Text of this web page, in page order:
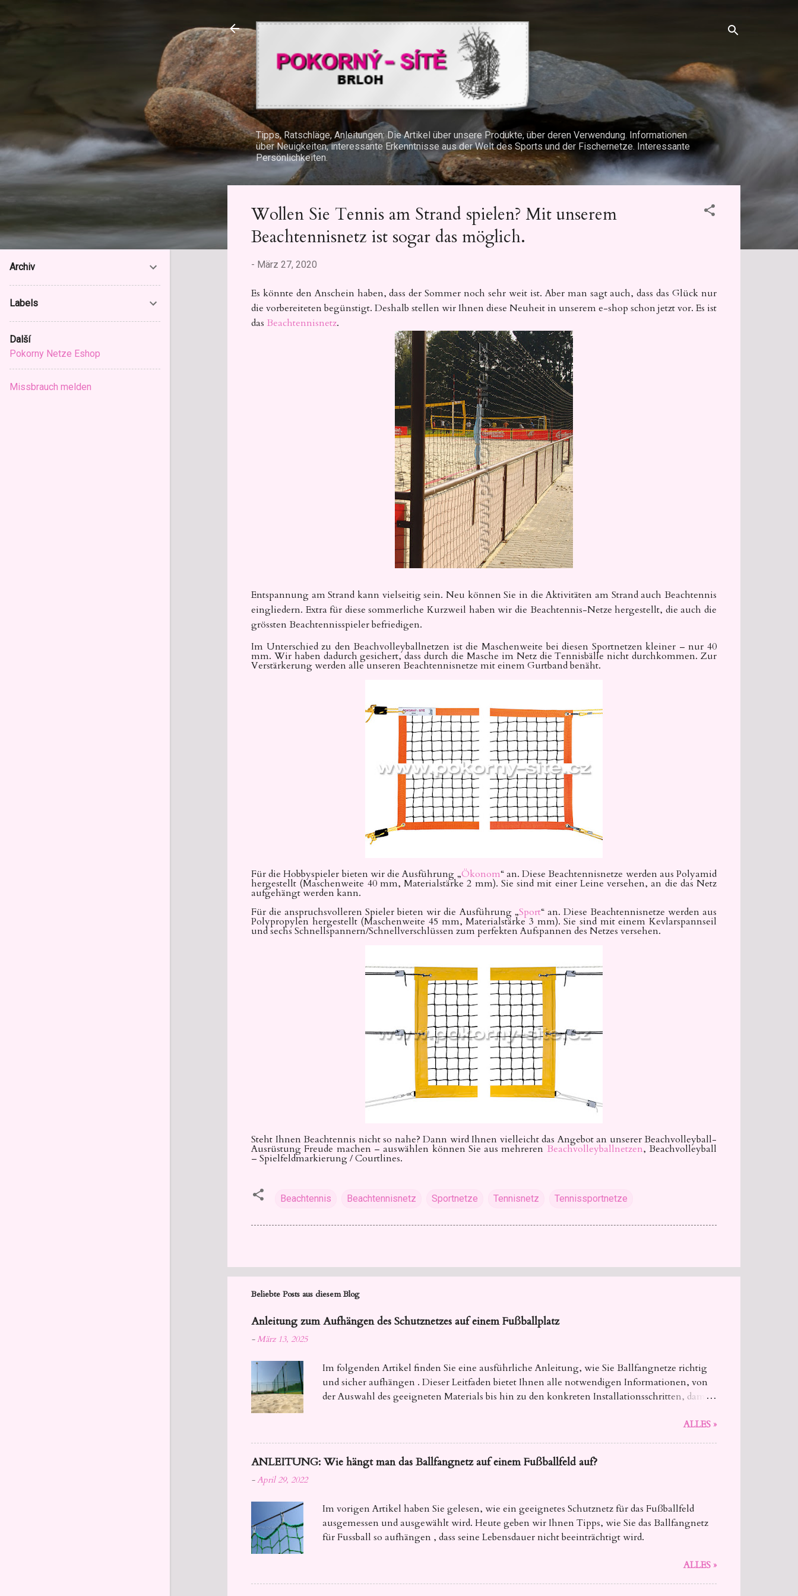
Tipps, Ratschläge, Anleitungen: Die Artikel über unsere Produkte, über deren Verwendung. Informationen
über Neuigkeiten, interessante Erkenntnisse aus der Welt des Sports und der Fischernetze. Interessante
Persönlichkeiten.
Wollen Sie Tennis am Strand spielen? Mit unserem
Beachtennisnetz ist sogar das möglich.
- März 27, 2020
Es könnte den Anschein haben, dass der Sommer noch sehr weit ist. Aber man sagt auch, dass das Glück nur
die vorbereiteten begünstigt. Deshalb stellen wir Ihnen diese Neuheit in unserem e-shop schon jetzt vor. Es ist
das Beachtennisnetz.
Entspannung am Strand kann vielseitig sein. Neu können Sie in die Aktivitäten am Strand auch Beachtennis
eingliedern. Extra für diese sommerliche Kurzweil haben wir die Beachtennis-Netze hergestellt, die auch die
grössten Beachtennisspieler befriedigen.
Im Unterschied zu den Beachvolleyballnetzen ist die Maschenweite bei diesen Sportnetzen kleiner – nur 40
mm. Wir haben dadurch gesichert, dass durch die Masche im Netz die Tennisbälle nicht durchkommen. Zur
Verstärkerung werden alle unseren Beachtennisnetze mit einem Gurtband benäht.
Für die Hobbyspieler bieten wir die Ausführung „Ökonom“ an. Diese Beachtennisnetze werden aus Polyamid
hergestellt (Maschenweite 40 mm, Materialstärke 2 mm). Sie sind mit einer Leine versehen, an die das Netz
aufgehängt werden kann.
Für die anspruchsvolleren Spieler bieten wir die Ausführung „Sport“ an. Diese Beachtennisnetze werden aus
Polypropylen hergestellt (Maschenweite 45 mm, Materialstärke 3 mm). Sie sind mit einem Kevlarspannseil
und sechs Schnellspannern/Schnellverschlüssenzum perfekten Aufspannen des Netzes versehen.
Steht Ihnen Beachtennis nicht so nahe? Dann wird Ihnen vielleicht das Angebot an unserer Beachvolleyball-
Ausrüstung Freude machen – auswählen können Sie aus mehreren Beachvolleyballnetzen, Beachvolleyball
– Spielfeldmarkierung/ Courtlines.
Beachtennis Beachtennisnetz Sportnetze Tennisnetz Tennissportnetze
Beliebte Posts aus diesem Blog
Anleitung zum Aufhängen des Schutznetzes auf einem Fußballplatz
-März 13, 2025
Im folgenden Artikel finden Sie eine ausführliche Anleitung, wie Sie Ballfangnetze richtig
und sicher aufhängen . Dieser Leitfaden bietet Ihnen alle notwendigen Informationen, von
der Auswahl des geeigneten Materials bis hin zu den konkreten Installationsschritten, damit
ALLES »
ANLEITUNG: Wie hängt man das Ballfangnetz auf einem Fußballfeld auf?
-April 29, 2022
Im vorigen Artikel haben Sie gelesen, wie ein geeignetes Schutznetz für das Fußballfeld
ausgemessen und ausgewählt wird. Heute geben wir Ihnen Tipps, wie Sie das Ballfangnetz
für Fussball so aufhängen , dass seine Lebensdauer nicht beeinträchtigt wird.
ALLES »
Archiv
Labels
Další
Pokorny Netze Eshop
Missbrauch melden